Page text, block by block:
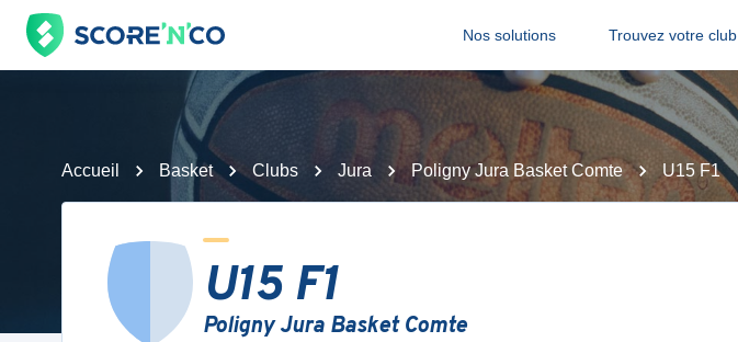
Nos solutions Trouvez votre club
Accueil Basket Clubs Jura Poligny Jura Basket Comte U15 F1
U15 F1
Poligny Jura Basket Comte